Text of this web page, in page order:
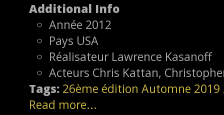
Additional Info
Année 2012
Pays USA
Réalisateur Lawrence Kasanoff
Acteurs Chris Kattan,
Tags: 26ème édition Automne 2019
Read more...